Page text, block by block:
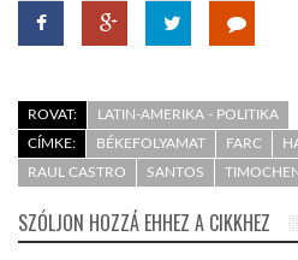
ROVAT:
LATIN-AMERIKA - POLITIKA
CÍMKE:
BÉKEFOLYAMAT FARC
RAUL CASTRO
SANTOS
SZÓLJON HOZZÁ EHHEZ A CIKKHEZ